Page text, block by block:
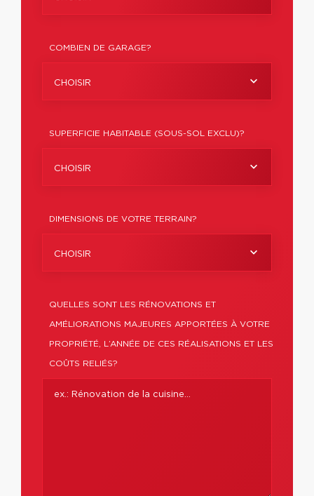
COMBIEN DE GARAGE?
CHOISIR
SUPERFICIE HABITABLE (SOUS-SOL EXCLU)?
CHOISIR
DIMENSIONS DE VOTRE TERRAIN?
CHOISIR
QUELLES SONT LES RÉNOVATIONS ET
AMÉLIORATIONS MAJEURES APPORTÉES À VOTRE
PROPRIÉTÉ, L’ANNÉE DE CES RÉALISATIONS ET LES
COÛTS RELIÉS?